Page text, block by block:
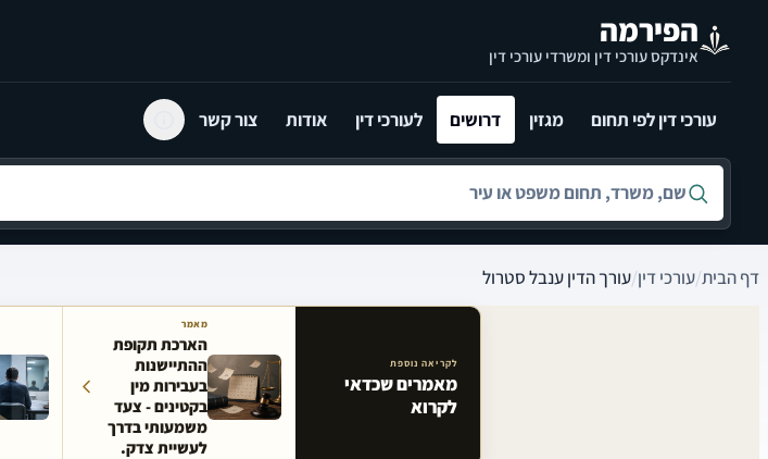
הפירמה
אינדקס עורכי דין ומשרדי עורכי דין
עורכי דין לפי תחום מגזין דרושים לעורכי דין אודות צור קשר
חיפוש לפי שם, משרד, תחום משפט או עיר
דף הבית/עורכי דין/עורך הדין ענבל סטרול
מאמרים קשורים באתר
לקריאה נוספת
מאמרים שכדאי
לקרוא
מאמר
הארכת תקופת
ההתיישנות
בעבירות מין
בקטינים - צעד
משמעותי בדרך
לעשיית צדק.